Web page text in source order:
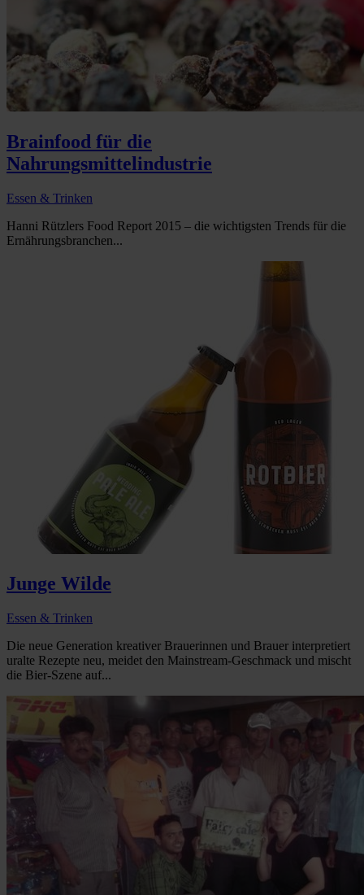
Brainfood für die
Nahrungsmittelindustrie
Essen & Trinken
Hanni Rützlers Food Report 2015 – die wichtigsten Trends für die
Ernährungsbranchen...
Junge Wilde
Essen & Trinken
Die neue Generation kreativer Brauerinnen und Brauer interpretiert
uralte Rezepte neu, meidet den Mainstream-Geschmack und mischt
die Bier-Szene auf...